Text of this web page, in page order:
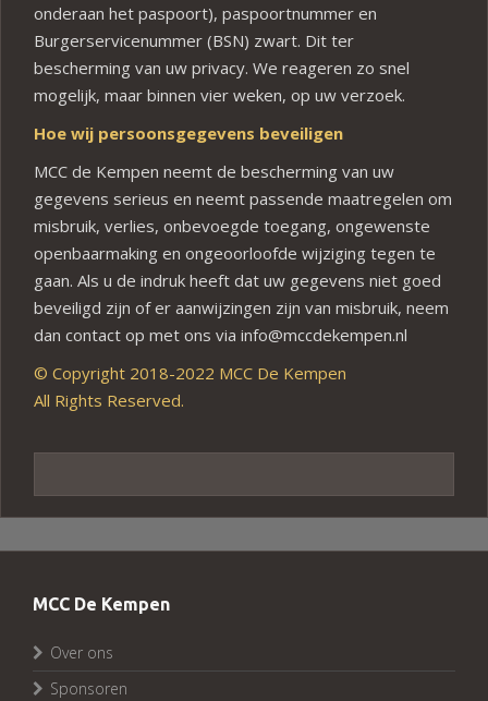
onderaan het paspoort), paspoortnummer en
Burgerservicenummer (BSN) zwart. Dit ter
bescherming van uw privacy. We reageren zo snel
mogelijk, maar binnen vier weken, op uw verzoek.
Hoe wij persoonsgegevens beveiligen
MCC de Kempen neemt de bescherming van uw
gegevens serieus en neemt passende maatregelen om
misbruik, verlies, onbevoegde toegang, ongewenste
openbaarmaking en ongeoorloofde wijziging tegen te
gaan. Als u de indruk heeft dat uw gegevens niet goed
beveiligd zijn of er aanwijzingen zijn van misbruik, neem
dan contact op met ons via info@mccdekempen.nl
© Copyright 2018-2022 MCC De Kempen
All Rights Reserved.
MCC De Kempen
Over ons
Sponsoren